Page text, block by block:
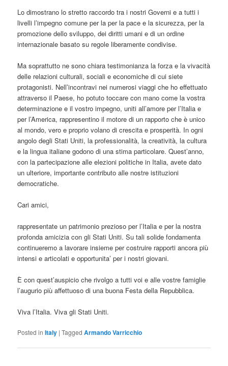
Lo dimostrano lo stretto raccordo tra i nostri Governi e a tutti i
livelli l’impegno comune per la per la pace e la sicurezza, per la
promozione dello sviluppo, dei diritti umani e di un ordine
internazionale basato su regole liberamente condivise.
Ma soprattutto ne sono chiara testimonianza la forza e la vivacità
delle relazioni culturali, sociali e economiche di cui siete
protagonisti. Nell’incontravi nei numerosi viaggi che ho effettuato
attraverso il Paese, ho potuto toccare con mano come la vostra
determinazione e il vostro impegno, uniti all’amore per l’Italia e
per l’America, rappresentino il motore di un rapporto che è unico
al mondo, vero e proprio volano di crescita e prosperità. In ogni
angolo degli Stati Uniti, la professionalità, la creatività, la cultura
e la lingua italiane godono di una stima particolare. Quest’anno,
con la partecipazione alle elezioni politiche in Italia, avete dato
un ulteriore, importante contributo alle nostre istituzioni
democratiche.
Cari amici,
rappresentate un patrimonio prezioso per l’Italia e per la nostra
profonda amicizia con gli Stati Uniti. Su tali solide fondamenta
continueremo a lavorare insieme per costruire rapporti ancora più
intensi e articolati e opportunita’ per i nostri giovani.
È con quest’auspicio che rivolgo a tutti voi e alle vostre famiglie
l’augurio più affettuoso di una buona Festa della Repubblica.
Viva l’Italia. Viva gli Stati Uniti.
Posted in Italy |Tagged Armando Varricchio